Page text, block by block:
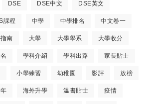
DSE DSE中文 DSE英文
課程 中學 中學排名 中文卷一
南 大學 大學學系 大學收分
學科介紹 學科出路 家長貼士
小學練習 幼稚園 影評 放榜
海外升學 溫書貼士 疫情